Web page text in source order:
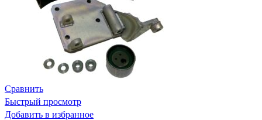
Сравнить
Быстрый просмотр
Добавить в избранное